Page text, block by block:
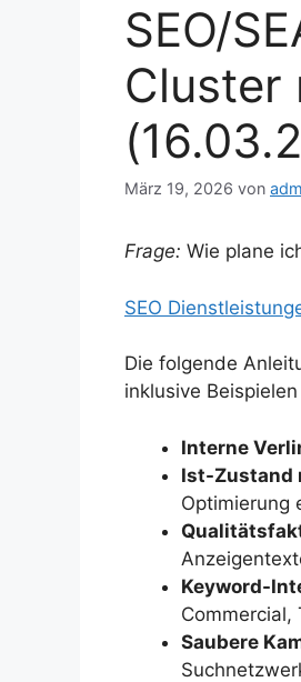
SEO/
Cluster
März 19, 2026 von
Frage: Wie plane
SEO
Die folgende
inklusive
Interne
Ist-Zustand
Optimierung
Keyword-
Commercial,
Saubere